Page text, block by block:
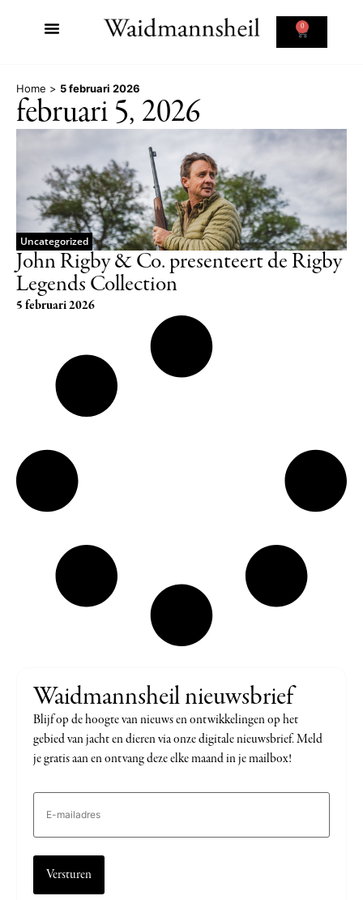
0
Home > 5 februari 2026
februari 5, 2026
Uncategorized
John Rigby & Co. presenteert de Rigby
Legends Collection
5 februari 2026
Waidmannsheil nieuwsbrief
Blijf op de hoogte van nieuws en ontwikkelingen op het
gebied van jacht en dieren via onze digitale nieuwsbrief. Meld
je gratis aan en ontvang deze elke maand in je mailbox!
E-
mailadres